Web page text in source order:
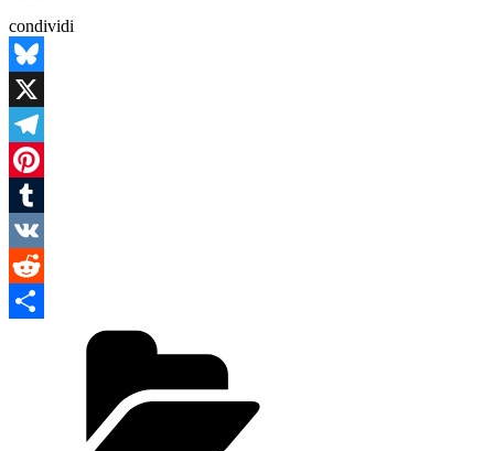
condividi
Bluesky
X
Telegram
Pinterest
Tumblr
VK
Reddit